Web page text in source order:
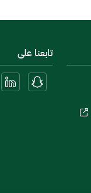
تابعنا على